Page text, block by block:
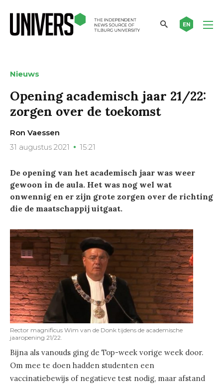
EN
Nieuws
Opening academisch jaar 21/22:
zorgen over de toekomst
Ron Vaessen
31 augustus 2021
15:21
De opening van het academisch jaar was weer
gewoon in de aula. Het was nog wel wat
onwennig en er zijn grote zorgen over de richting
die de maatschappij uitgaat.
Rector magnificus Wim van de Donk tijdens de academische
jaaropening 21/22.
Bijna als vanouds ging de Top-week vorige week door.
Om mee te doen hadden studenten een
vaccinatiebewijs of negatieve test nodig, maar afstand